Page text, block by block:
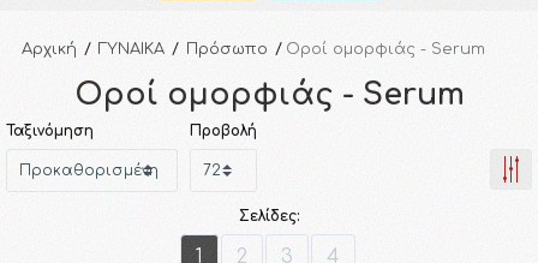
Αρχική / ΓΥΝΑΙΚΑ / Πρόσωπο / Οροί ομορφιάς - Serum
Οροί ομορφιάς - Serum
Ταξινόμηση Προβολή
Σελίδες:
1 2 3 4